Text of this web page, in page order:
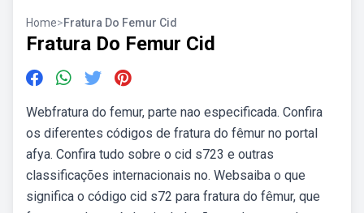
Home>Fratura Do Femur Cid
Fratura Do Femur Cid
Webfratura do femur, parte nao especificada. Confira
os diferentes códigos de fratura do fêmur no portal
afya. Confira tudo sobre o cid s723 e outras
classificações internacionais no. Websaiba o que
significa o código cid s72 para fratura do fêmur, que